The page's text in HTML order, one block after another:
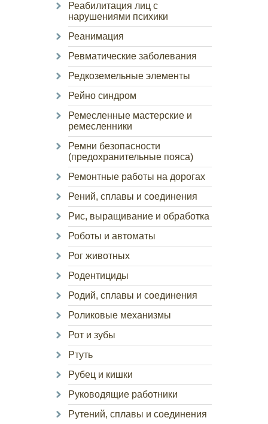
Реабилитация лиц с
нарушениями психики
Реанимация
Ревматические заболевания
Редкоземельные элементы
Рейно синдром
Ремесленные мастерские и
ремесленники
Ремни безопасности
(предохранительные пояса)
Ремонтные работы на дорогах
Рений, сплавы и соединения
Рис, выращивание и обработка
Роботы и автоматы
Рог животных
Родентициды
Родий, сплавы и соединения
Роликовые механизмы
Рот и зубы
Ртуть
Рубец и кишки
Руководящие работники
Рутений, сплавы и соединения